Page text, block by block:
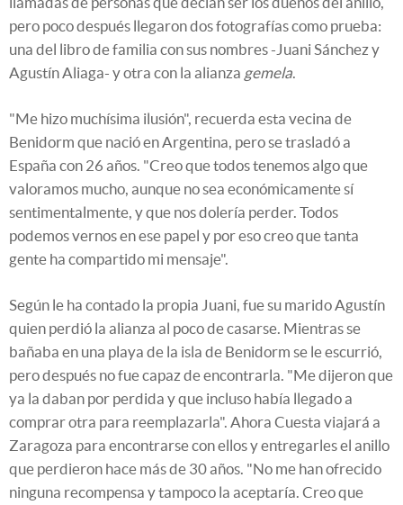
pero poco después llegaron dos fotografías como prueba:
una del libro de familia con sus nombres -Juani Sánchez y
Agustín Aliaga- y otra con la alianza gemela.
"Me hizo muchísima ilusión", recuerda esta vecina de
Benidorm que nació en Argentina, pero se trasladó a
España con 26 años. "Creo que todos tenemos algo que
valoramos mucho, aunque no sea económicamente sí
sentimentalmente, y que nos dolería perder. Todos
podemos vernos en ese papel y por eso creo que tanta
gente ha compartido mi mensaje".
Según le ha contado la propia Juani, fue su marido Agustín
quien perdió la alianza al poco de casarse. Mientras se
bañaba en una playa de la isla de Benidorm se le escurrió,
pero después no fue capaz de encontrarla. "Me dijeron que
ya la daban por perdida y que incluso había llegado a
comprar otra para reemplazarla". Ahora Cuesta viajará a
Zaragoza para encontrarse con ellos y entregarles el anillo
que perdieron hace más de 30 años. "No me han ofrecido
ninguna recompensa y tampoco la aceptaría. Creo que